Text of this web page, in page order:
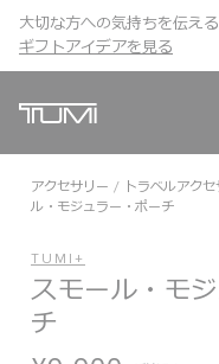
ギフトアイデアを見る こ
大切な方への気持ちを伝え
ギフトアイデアを見る
こ
アクセサリー トラベルアク
ル・モジュラー・ポーチ
TUMI+
スモール・モ
チ